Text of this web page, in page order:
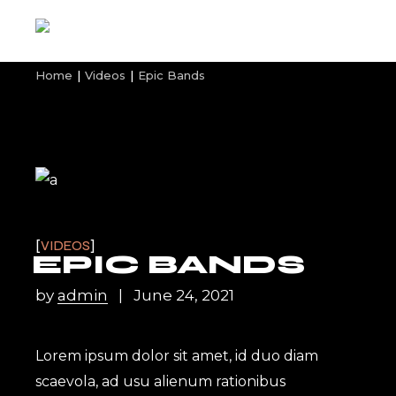
Home Videos Epic Bands
VIDEOS
EPIC BANDS
byadmin June 24, 2021
Lorem ipsum dolor sit amet, id duo diam
scaevola, ad usu alienum rationibus